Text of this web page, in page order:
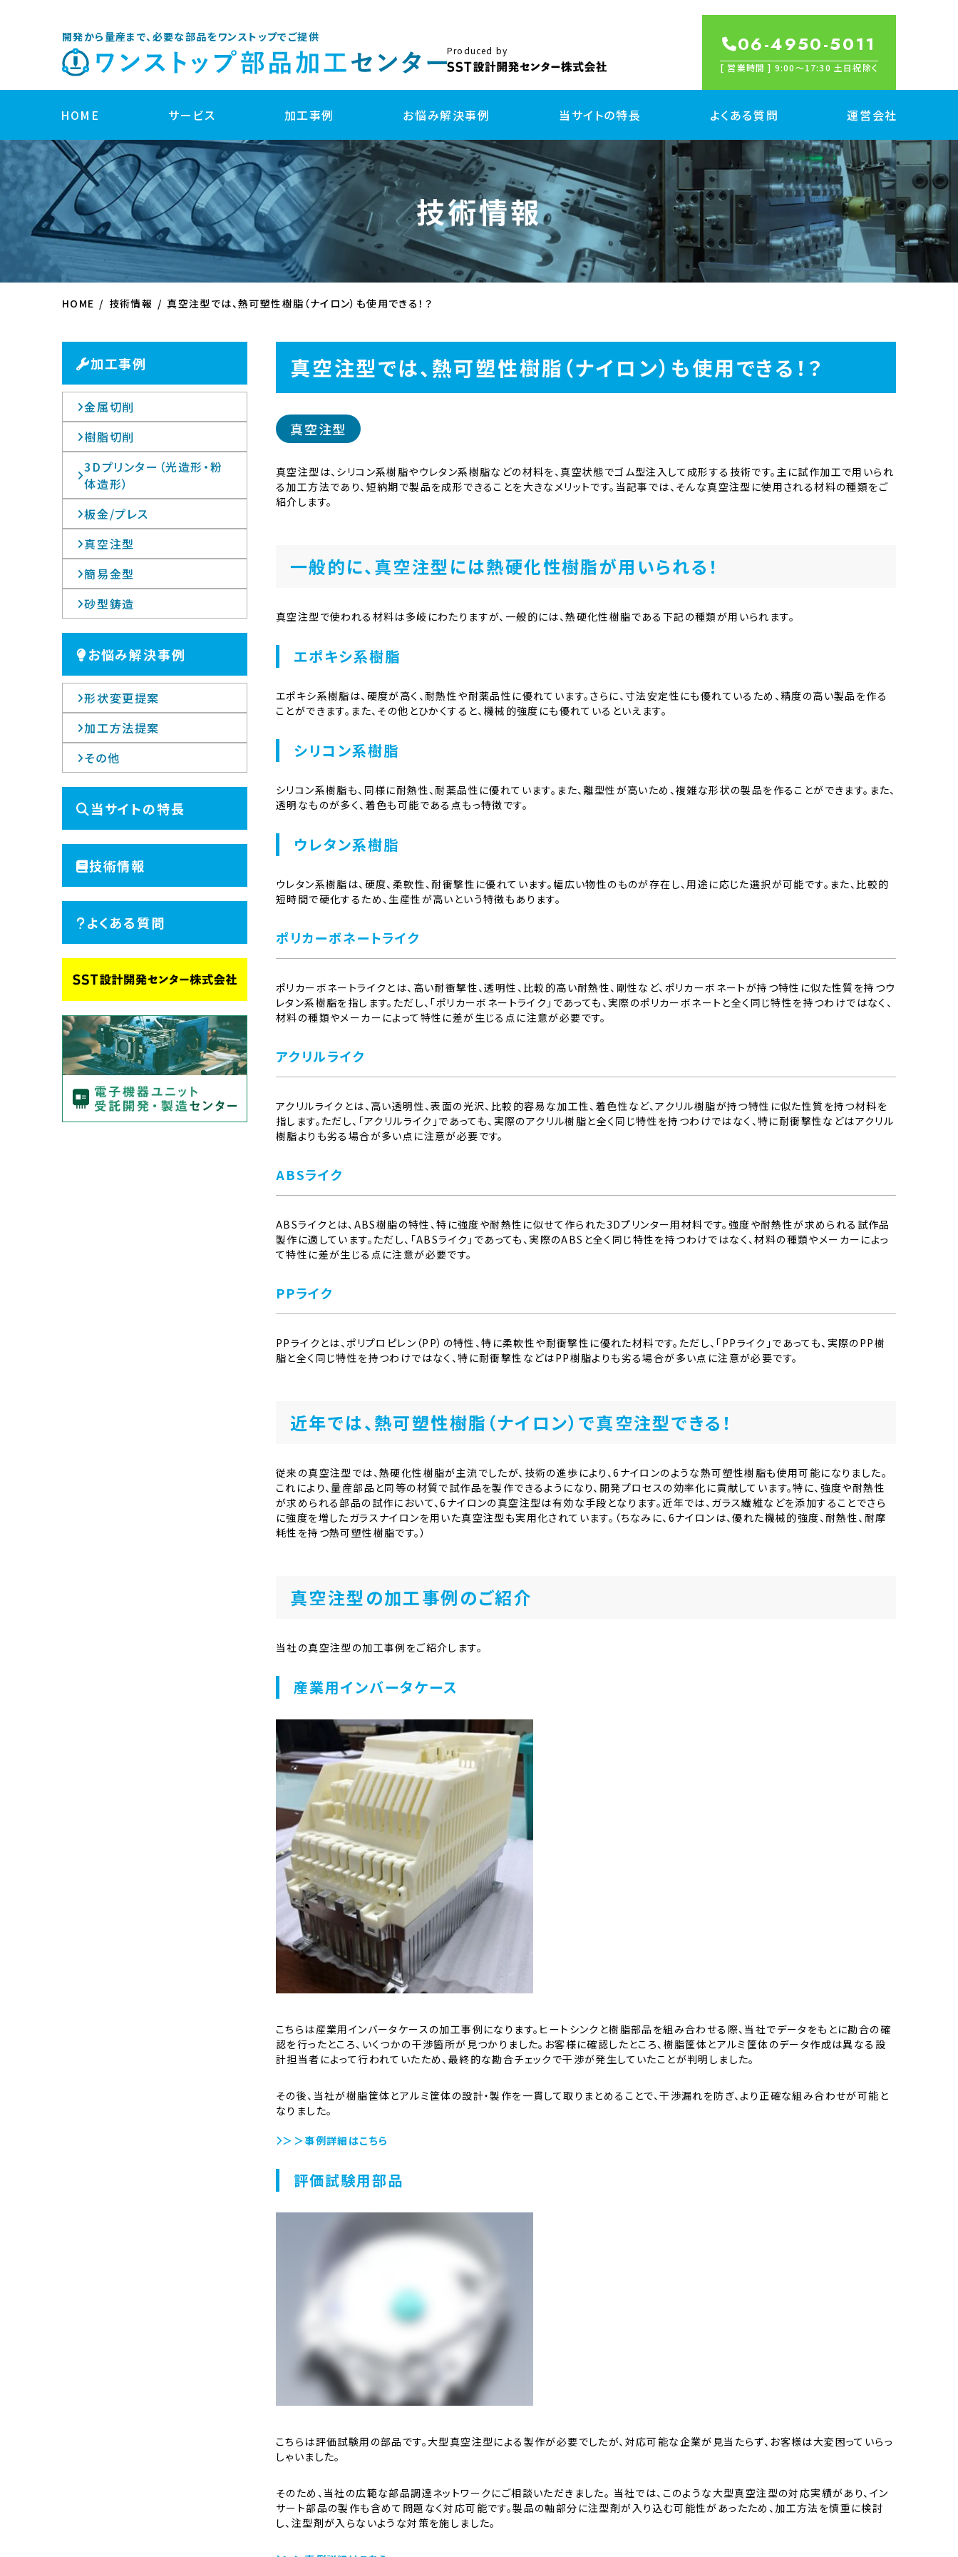
開発から量産まで、必要な部品をワンストップでご提供
Produced by 06-4950-5011
[ 営業時間 ] 9:00〜17:30 土日祝除く
HOME サービス
開発サポート
製品企画・開発サポート
部品設計サポート
試作
3DプリンターFDM方式 試作
切削加工 試作
板金/プレス加工 試作
真空注型 試作
3Dプリンター(光造形・粉体造形) 試作
射出成形用 簡易型 試作
ダイカスト鋳造 試作
量産
金属切削 量産
樹脂切削 量産
板金/プレス加工 量産
射出成形 量産
加工事例 お悩み解決事例 当サイトの特長 よくある質問 運営会社
技術情報
HOME 技術情報 真空注型では、熱可塑性樹脂（ナイロン）も使用できる！？
加工事例
金属切削
樹脂切削
3Dプリンター（光造形・粉
体造形）
板金/プレス
真空注型
簡易金型
砂型鋳造
お悩み解決事例
形状変更提案
加工方法提案
その他
当サイトの特長
技術情報
よくある質問
真空注型では、熱可塑性樹脂（ナイロン）も使用できる！？
真空注型
真空注型は、シリコン系樹脂やウレタン系樹脂などの材料を、真空状態でゴム型注入して成形する技術です。主に試作加工で用いられ
る加工方法であり、短納期で製品を成形できることを大きなメリットです。当記事では、そんな真空注型に使用される材料の種類をご
紹介します。
一般的に、真空注型には熱硬化性樹脂が用いられる！
真空注型で使われる材料は多岐にわたりますが、一般的には、熱硬化性樹脂である下記の種類が用いられます。
エポキシ系樹脂
エポキシ系樹脂は、硬度が高く、耐熱性や耐薬品性に優れています。さらに、寸法安定性にも優れているため、精度の高い製品を作る
ことができます。また、その他とひかくすると、機械的強度にも優れているといえます。
シリコン系樹脂
シリコン系樹脂も、同様に耐熱性、耐薬品性に優れています。また、離型性が高いため、複雑な形状の製品を作ることができます。また、
透明なものが多く、着色も可能である点もっ特徴です。
ウレタン系樹脂
ウレタン系樹脂は、硬度、柔軟性、耐衝撃性に優れています。幅広い物性のものが存在し、用途に応じた選択が可能です。また、比較的
短時間で硬化するため、生産性が高いという特徴もあります。
ポリカーボネートライク
ポリカーボネートライクとは、高い耐衝撃性、透明性、比較的高い耐熱性、剛性など、ポリカーボネートが持つ特性に似た性質を持つウ
レタン系樹脂を指します。ただし、「ポリカーボネートライク」であっても、実際のポリカーボネートと全く同じ特性を持つわけではなく、
材料の種類やメーカーによって特性に差が生じる点に注意が必要です。
アクリルライク
アクリルライクとは、高い透明性、表面の光沢、比較的容易な加工性、着色性など、アクリル樹脂が持つ特性に似た性質を持つ材料を
指します。ただし、「アクリルライク」であっても、実際のアクリル樹脂と全く同じ特性を持つわけではなく、特に耐衝撃性などはアクリル
樹脂よりも劣る場合が多い点に注意が必要です。
ABSライク
ABSライクとは、ABS樹脂の特性、特に強度や耐熱性に似せて作られた3Dプリンター用材料です。強度や耐熱性が求められる試作品
製作に適しています。ただし、「ABSライク」であっても、実際のABSと全く同じ特性を持つわけではなく、材料の種類やメーカーによっ
て特性に差が生じる点に注意が必要です。
PPライク
PPライクとは、ポリプロピレン（PP）の特性、特に柔軟性や耐衝撃性に優れた材料です。ただし、「PPライク」であっても、実際のPP樹
脂と全く同じ特性を持つわけではなく、特に耐衝撃性などはPP樹脂よりも劣る場合が多い点に注意が必要です。
近年では、熱可塑性樹脂（ナイロン）で真空注型できる！
従来の真空注型では、熱硬化性樹脂が主流でしたが、技術の進歩により、6ナイロンのような熱可塑性樹脂も使用可能になりました。
これにより、量産部品と同等の材質で試作品を製作できるようになり、開発プロセスの効率化に貢献しています。特に、強度や耐熱性
が求められる部品の試作において、6ナイロンの真空注型は有効な手段となります。近年では、ガラス繊維などを添加することでさら
に強度を増したガラスナイロンを用いた真空注型も実用化されています。（ちなみに、6ナイロンは、優れた機械的強度、耐熱性、耐摩
耗性を持つ熱可塑性樹脂です。）
真空注型の加工事例のご紹介
当社の真空注型の加工事例をご紹介します。
産業用インバータケース
こちらは産業用インバータケースの加工事例になります。ヒートシンクと樹脂部品を組み合わせる際、当社でデータをもとに勘合の確
認を行ったところ、いくつかの干渉箇所が見つかりました。お客様に確認したところ、樹脂筐体とアルミ筐体のデータ作成は異なる設
計担当者によって行われていたため、最終的な勘合チェックで干渉が発生していたことが判明しました。
その後、当社が樹脂筐体とアルミ筐体の設計・製作を一貫して取りまとめることで、干渉漏れを防ぎ、より正確な組み合わせが可能と
なりました。
＞＞事例詳細はこちら
評価試験用部品
こちらは評価試験用の部品です。大型真空注型による製作が必要でしたが、対応可能な企業が見当たらず、お客様は大変困っていらっ
しゃいました。
そのため、当社の広範な部品調達ネットワークにご相談いただきました。 当社では、このような大型真空注型の対応実績があり、イン
サート部品の製作も含めて問題なく対応可能です。製品の軸部分に注型剤が入り込む可能性があったため、加工方法を慎重に検討
し、注型剤が入らないような対策を施しました。